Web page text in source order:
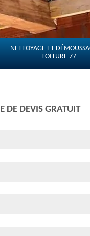
NETTOYAGE ET
TOITURE 77
DE DEVIS GRATUIT